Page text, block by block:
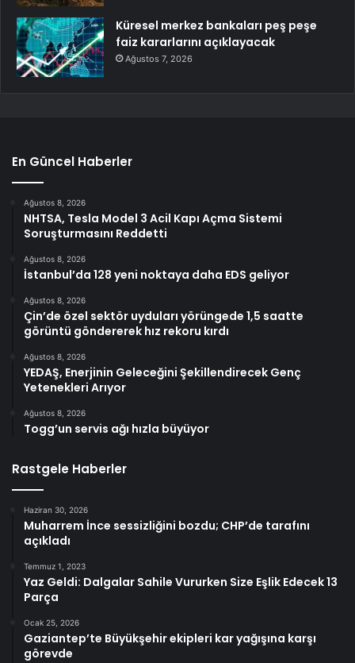
Küresel merkez bankaları peş peşe
faiz kararlarını açıklayacak
Ağustos 7, 2026
En Güncel Haberler
Ağustos 8, 2026
NHTSA, Tesla Model 3 Acil Kapı Açma Sistemi
Soruşturmasını Reddetti
Ağustos 8, 2026
İstanbul’da 128 yeni noktaya daha EDS geliyor
Ağustos 8, 2026
Çin’de özel sektör uyduları yörüngede 1,5 saatte
görüntü göndererek hız rekoru kırdı
Ağustos 8, 2026
YEDAŞ, Enerjinin Geleceğini Şekillendirecek Genç
Yetenekleri Arıyor
Ağustos 8, 2026
Togg’un servis ağı hızla büyüyor
Rastgele Haberler
Haziran 30, 2026
Muharrem İnce sessizliğini bozdu; CHP’de tarafını
açıkladı
Temmuz 1, 2023
Yaz Geldi: Dalgalar Sahile Vururken Size Eşlik Edecek 13
Parça
Ocak 25, 2026
Gaziantep’te Büyükşehir ekipleri kar yağışına karşı
görevde